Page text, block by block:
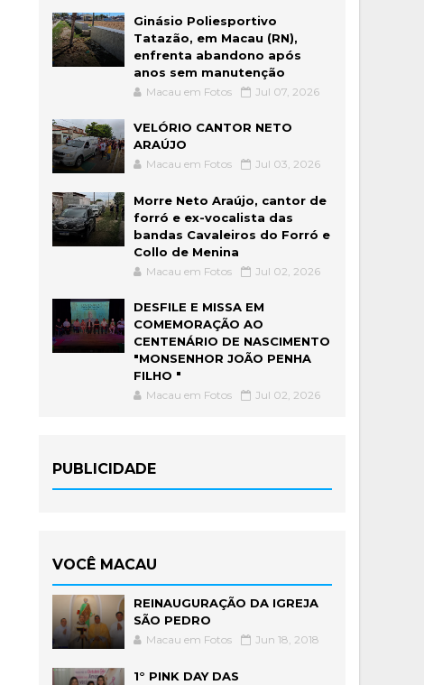
Ginásio Poliesportivo
Tatazão, em Macau (RN),
enfrenta abandono após
anos sem manutenção
Macau em Fotos Jul 07, 2026
VELÓRIO CANTOR NETO
ARAÚJO
Macau em Fotos Jul 03, 2026
Morre Neto Araújo, cantor de
forró e ex-vocalista das
bandas Cavaleiros do Forró e
Collo de Menina
Macau em Fotos Jul 02, 2026
DESFILE E MISSA EM
COMEMORAÇÃO AO
CENTENÁRIO DE NASCIMENTO
"MONSENHOR JOÃO PENHA
FILHO "
Macau em Fotos Jul 02, 2026
PUBLICIDADE
VOCÊ MACAU
REINAUGURAÇÃO DA IGREJA
SÃO PEDRO
Macau em Fotos Jun 18, 2018
1° PINK DAY DAS